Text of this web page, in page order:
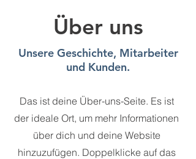
Über uns
Unsere Geschichte, Mitarbeiter
und Kunden.
Das ist deine Über-uns-Seite. Es ist
der ideale Ort, um mehr Informationen
über dich und deine Website
hinzuzufügen. Doppelklicke auf das